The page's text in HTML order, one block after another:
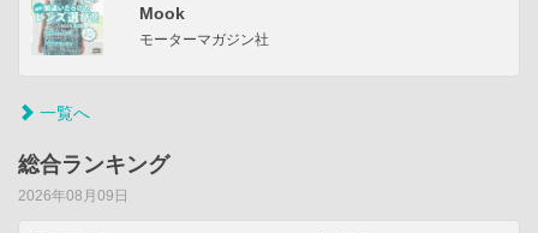
Mook
モーターマガジン社
一覧へ
総合ランキング
2026年08月09日